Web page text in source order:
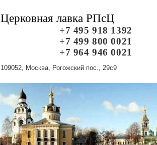
Церковная лавка РПсЦ
+7 495 918 1392
+7 499 800 0021
+7 964 946 0021
109052, Москва, Рогожский пос., 29с9